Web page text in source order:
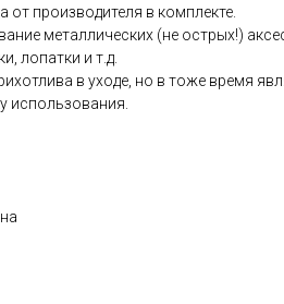
от производителя в комплекте.
металлических (не острых!)
лопатки и т.д.
в уходе, но в тоже время
использования.